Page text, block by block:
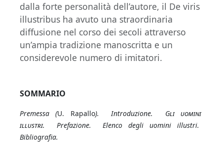
dalla forte personalità dell’autore, il De viris
illustribus ha avuto una straordinaria
diffusione nel corso dei secoli attraverso
un’ampia tradizione manoscritta e un
considerevole numero di imitatori.
SOMMARIO
Premessa (U. Rapallo). Introduzione. Gli uomini
illustri. Prefazione. Elenco degli uomini illustri.
Bibliografia.